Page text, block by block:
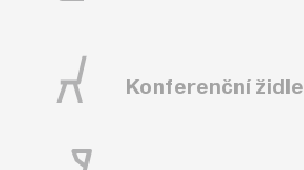
Konferenční židle